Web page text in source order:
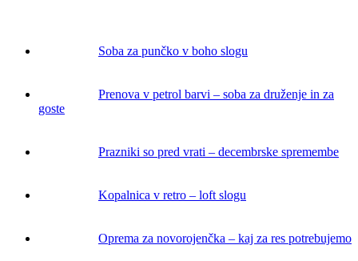
Soba za punčko v boho slogu
Prenova v petrol barvi – soba za druženje in za
goste
Prazniki so pred vrati – decembrske spremembe
Kopalnica v retro – loft slogu
Oprema za novorojenčka – kaj za res potrebujemo